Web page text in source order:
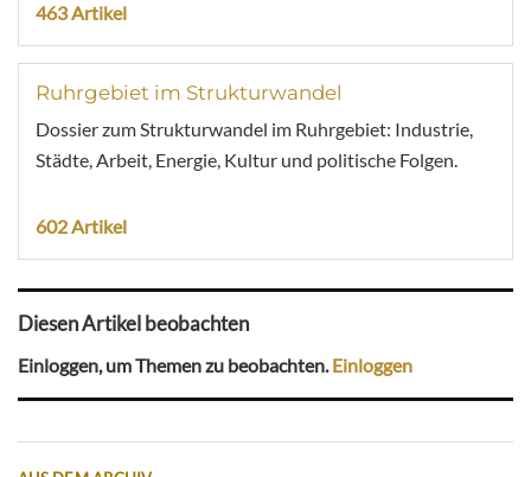
463 Artikel
Ruhrgebiet im Strukturwandel
Dossier zum Strukturwandel im Ruhrgebiet: Industrie,
Städte, Arbeit, Energie, Kultur und politische Folgen.
602 Artikel
Diesen Artikel beobachten
Einloggen, um Themen zu beobachten.Einloggen